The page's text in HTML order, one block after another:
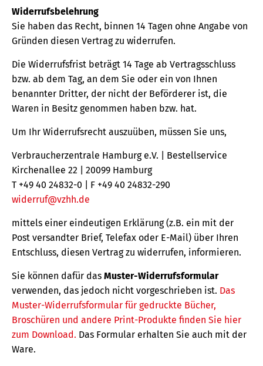
Widerrufsbelehrung
Sie haben das Recht, binnen 14 Tagen ohne Angabe von
Gründen diesen Vertrag zu widerrufen.
Die Widerrufsfrist beträgt 14 Tage ab Vertragsschluss
bzw. ab dem Tag, an dem Sie oder ein von Ihnen
benannter Dritter, der nicht der Beförderer ist, die
Waren in Besitz genommen haben bzw. hat.
Um Ihr Widerrufsrecht auszuüben, müssen Sie uns,
Verbraucherzentrale Hamburg e.V. | Bestellservice
Kirchenallee 22 | 20099 Hamburg
T +49 40 24832-0 | F +49 40 24832-290
widerruf@vzhh.de
mittels einer eindeutigen Erklärung (z.B. ein mit der
Post versandter Brief, Telefax oder E-Mail) über Ihren
Entschluss, diesen Vertrag zu widerrufen, informieren.
Sie können dafür das Muster-Widerrufsformular
verwenden, das jedoch nicht vorgeschrieben ist. Das
Muster-Widerrufsformular für gedruckte Bücher,
Broschüren und andere Print-Produkte finden Sie hier
zum Download. Das Formular erhalten Sie auch mit der
Ware.